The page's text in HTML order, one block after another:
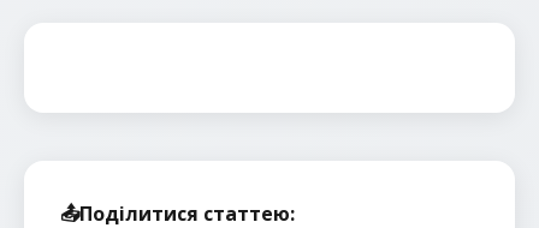
📤Поділитися статтею: